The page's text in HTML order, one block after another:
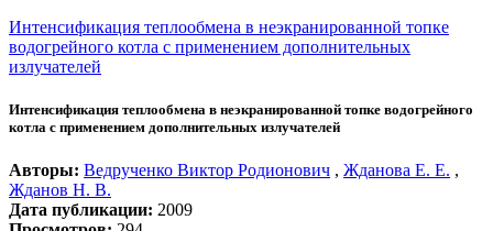
Интенсификация теплообмена в неэкранированной топке
водогрейного котла с применением дополнительных
излучателей
Интенсификация теплообмена в неэкранированной топке водогрейного
котла с применением дополнительных излучателей
Авторы: Ведрученко Виктор Родионович , Жданова Е. Е. ,
Жданов Н. В.
Дата публикации: 2009